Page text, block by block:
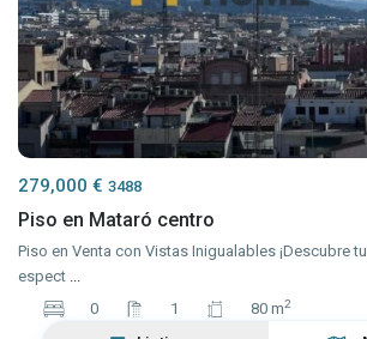
279,000 €3488
Piso en Mataró centro
Piso en Venta con Vistas Inigualables ¡Descubre
espect ...
0
1 80 m2